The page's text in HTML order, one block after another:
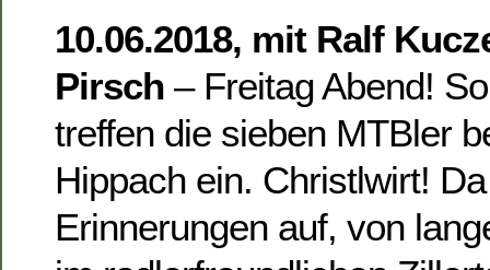
10.06.2018, mit Ralf
Pirsch – Freitag Abend!
treffen die sieben MTBler
Hippach ein. Christlwirt!
Erinnerungen auf, von